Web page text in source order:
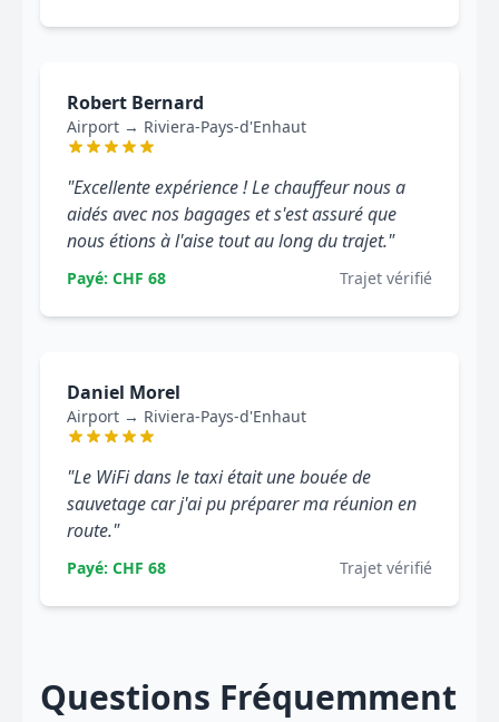
Robert Bernard
Airport → Riviera-Pays-d'Enhaut
"Excellente expérience ! Le chauffeur nous a
aidés avec nos bagages et s'est assuré que
nous étions à l'aise tout au long du trajet."
Payé: CHF 68 Trajet vérifié
Daniel Morel
Airport → Riviera-Pays-d'Enhaut
"Le WiFi dans le taxi était une bouée de
sauvetage car j'ai pu préparer ma réunion en
route."
Payé: CHF 68 Trajet vérifié
Questions Fréquemment